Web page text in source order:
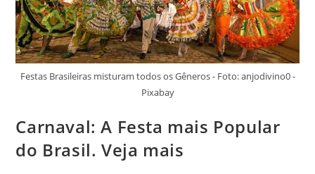
Festas Brasileiras misturam todos os Gêneros - Foto: anjodivino0 -
Pixabay
Carnaval: A Festa mais Popular
do Brasil. Veja mais